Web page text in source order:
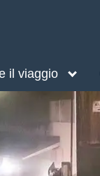
il viaggio